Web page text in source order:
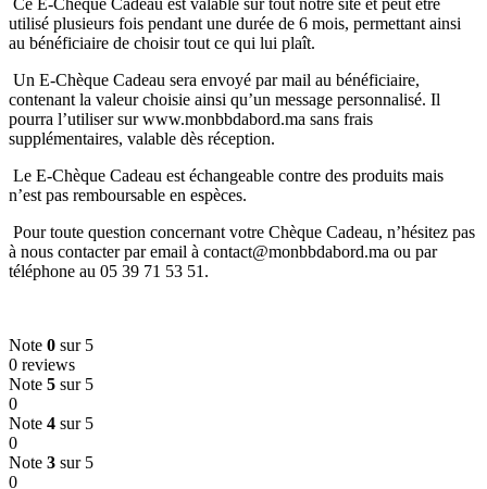
utilisé plusieurs fois pendant une durée de 6 mois, permettant ainsi
au bénéficiaire de choisir tout ce qui lui plaît.
Un E-Chèque Cadeau sera envoyé par mail au bénéficiaire,
contenant la valeur choisie ainsi qu’un message personnalisé. Il
pourra l’utiliser sur www.monbbdabord.ma sans frais
supplémentaires, valable dès réception.
Le E-Chèque Cadeau est échangeable contre des produits mais
n’est pas remboursable en espèces.
Pour toute question concernant votre Chèque Cadeau, n’hésitez pas
à nous contacter par email à contact@monbbdabord.ma ou par
téléphone au 05 39 71 53 51.
Note 0 sur 5
0 reviews
Note 5 sur 5
0
Note 4 sur 5
0
Note 3 sur 5
0